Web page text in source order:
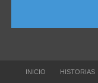
INICIO HISTORIAS